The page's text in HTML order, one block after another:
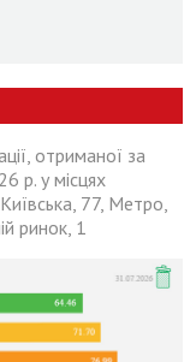
отриманої за
р. у місцях
77, Метро,
ринок, 1